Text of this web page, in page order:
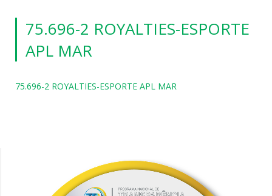
75.696-2 ROYALTIES-ESPORTE
APL MAR
75.696-2 ROYALTIES-ESPORTE APL MAR